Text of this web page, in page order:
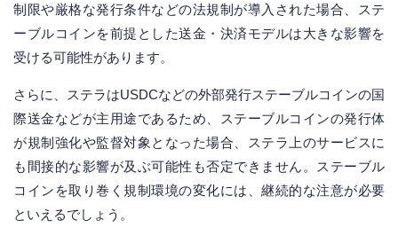
制限や厳格な発行条件などの法規制が導入された場合、ステ
ーブルコインを前提とした送金・決済モデルは大きな影響を
受ける可能性があります。
さらに、ステラはUSDCなどの外部発行ステーブルコインの国
際送金などが主用途であるため、ステーブルコインの発行体
が規制強化や監督対象となった場合、ステラ上のサービスに
も間接的な影響が及ぶ可能性も否定できません。ステーブル
コインを取り巻く規制環境の変化には、継続的な注意が必要
といえるでしょう。